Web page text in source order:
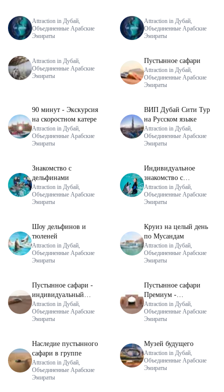
Attraction in Дубай,
Объединенные Арабские
Эмираты
Attraction in Дубай,
Объединенные Арабские
Эмираты
Attraction in Дубай,
Объединенные Арабские
Эмираты
Пустынное сафари
Attraction in Дубай,
Объединенные Арабские
Эмираты
90 минут - Экскурсия
на скоростном катере
Attraction in Дубай,
Объединенные Арабские
Эмираты
ВИП Дубай Сити Тур
на Русском языке
Attraction in Дубай,
Объединенные Арабские
Эмираты
Знакомство с
дельфинами
Attraction in Дубай,
Объединенные Арабские
Эмираты
Индивидуальное
знакомство с
дельфинами
Attraction in Дубай,
Объединенные Арабские
Эмираты
Шоу дельфинов и
тюленей
Attraction in Дубай,
Объединенные Арабские
Эмираты
Круиз на целый день
по Мусандам
Attraction in Дубай,
Объединенные Арабские
Эмираты
Пустынное сафари -
индивидуальный
трансфер
Attraction in Дубай,
Объединенные Арабские
Эмираты
Пустынное сафари
Премиум -
индивидуальный
трансфер
Attraction in Дубай,
Объединенные Арабские
Эмираты
Наследие пустынного
сафари в группе
Attraction in Дубай,
Объединенные Арабские
Эмираты
Музей будущего
Attraction in Дубай,
Объединенные Арабские
Эмираты